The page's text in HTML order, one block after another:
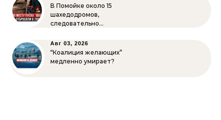
В Помойке около 15
шахедодромов,
следовательно…
Авг 03, 2026
“Коалиция желающих”
медленно умирает?